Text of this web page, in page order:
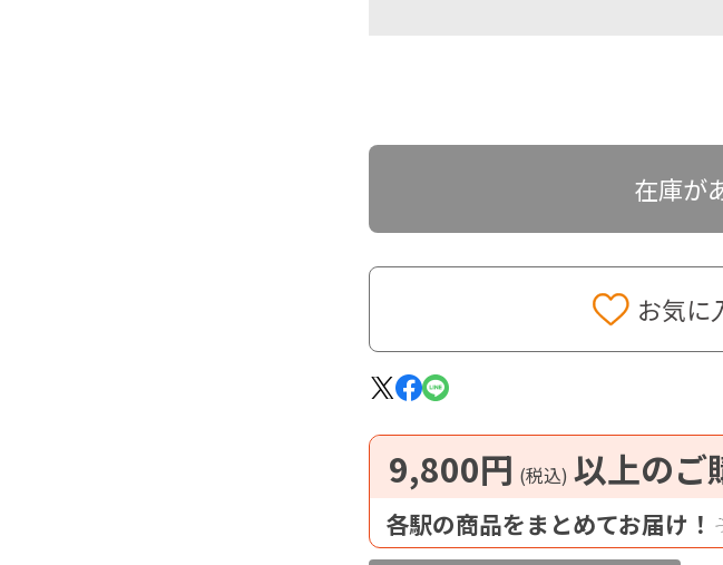
在庫が
お気に
9,800円 (税込) 以上のご
各駅の商品をまとめてお届け！